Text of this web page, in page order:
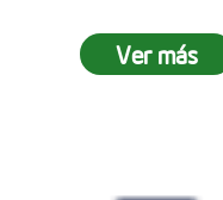
Ver más